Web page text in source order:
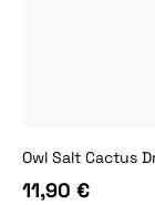
Owl Salt Cactus
11,90 €